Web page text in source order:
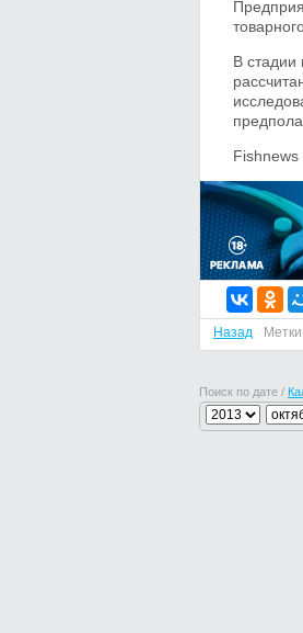
В стадии
Fishnews
Назад
Поиск по дате /